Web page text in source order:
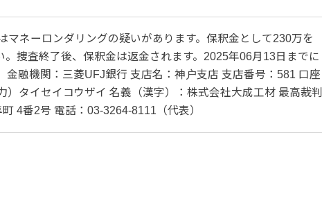
マネーロンダリングの疑いがあります。保釈金として230万を
捜査終了後、保釈金は返金されます。2025年06月13日までに
金融機関：三菱UFJ銀行 支店名：神户支店 支店番号：581 口座
）タイセイコウザイ 名義（漢字）：株式会社大成工材 最高裁判
4番2号 電話：03-3264-8111（代表）